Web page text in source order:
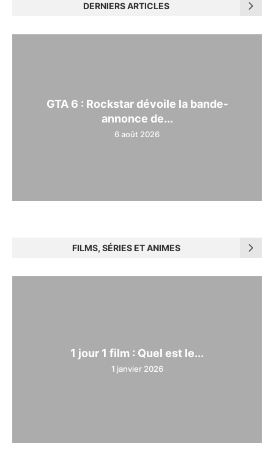
DERNIERS ARTICLES
GTA 6 : Rockstar dévoile la bande-
annonce de...
6 août 2026
FILMS, SÉRIES ET ANIMES
1 jour 1 film : Quel est le...
1 janvier 2026